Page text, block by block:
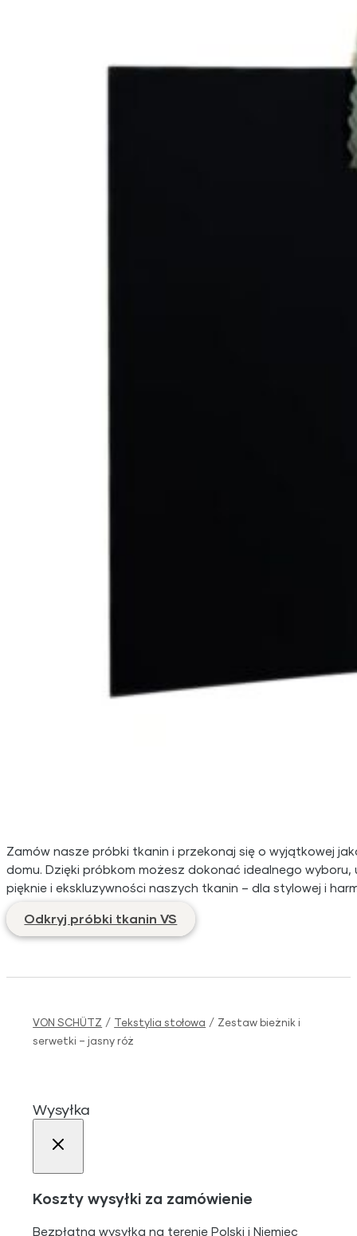
Zamów nasze próbki tkanin i przekonaj się o wyjątkowej
domu. Dzięki próbkom możesz dokonać idealnego
pięknie i ekskluzywności naszych tkanin – dla stylowej i
Odkryj próbki tkanin VS
VON SCHÜTZ / Tekstylia stołowa / Zestaw bieżnik i
serwetki – jasny róż
Wysyłka
Koszty wysyłki za zamówienie
Bezpłatna wysyłka na terenie Polski i Niemiec